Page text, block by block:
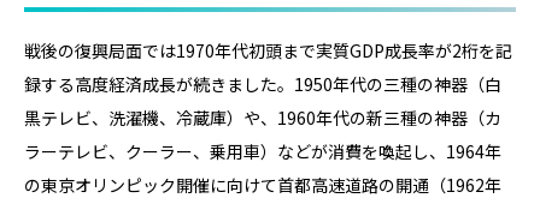
戦後の復興局面では1970年代初頭まで実質GDP成長率が2桁を記
録する高度経済成長が続きました。1950年代の三種の神器（白
黒テレビ、洗濯機、冷蔵庫）や、1960年代の新三種の神器（カ
ラーテレビ、クーラー、乗用車）などが消費を喚起し、1964年
の東京オリンピック開催に向けて首都高速道路の開通（1962年